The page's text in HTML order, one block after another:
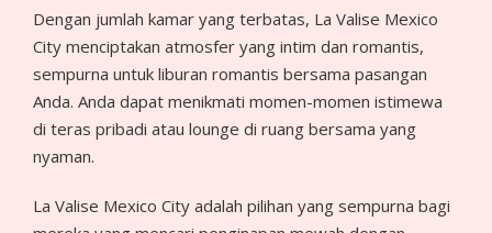
Dengan jumlah kamar yang terbatas, La Valise Mexico
City menciptakan atmosfer yang intim dan romantis,
sempurna untuk liburan romantis bersama pasangan
Anda. Anda dapat menikmati momen-momen istimewa
di teras pribadi atau lounge di ruang bersama yang
nyaman.
La Valise Mexico City adalah pilihan yang sempurna bagi